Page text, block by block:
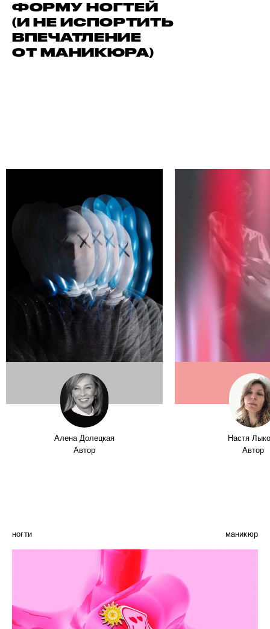
ФОРМУ НОГТЕЙ
(И НЕ ИСПОРТИТЬ
ВПЕЧАТЛЕНИЕ
ОТ МАНИКЮРА)
Алена Долецкая
Автор
Настя
Автор
ногти маникюр